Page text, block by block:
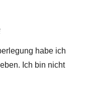
habe ich
Ich bin nicht